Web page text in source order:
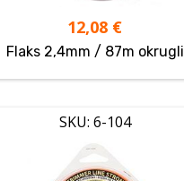
12,08 €
Flaks 2,4mm / 87m okrugli
SKU: 6-104